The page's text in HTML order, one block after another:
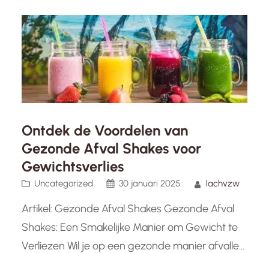
effectieve manier zijn om…
Ontdek de Voordelen van
Gezonde Afval Shakes voor
Gewichtsverlies
Uncategorized 30 januari 2025 lachvzw
Artikel: Gezonde Afval Shakes Gezonde Afval
Shakes: Een Smakelijke Manier om Gewicht te
Verliezen Wil je op een gezonde manier afvallen